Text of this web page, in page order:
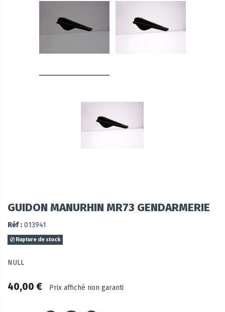
GUIDON MANURHIN MR73 GENDARMERIE
Réf : 013941
Rupture de stock
NULL
40,00 € Prix affiché non garanti